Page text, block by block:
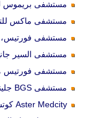
مستشفى بريموس
مستشفى ماكس
مستشفى فورتيس،
مستشفى السير
مستشفى فورتيس
مستشفى BGS جلينيجلز العالمية، بنغالور
Aster Medcity كوتشي